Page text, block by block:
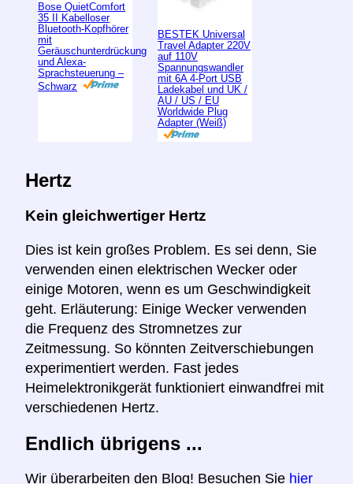
Bose QuietComfort
35 II Kabelloser
Bluetooth-Kopfhörer
mit
Geräuschunterdrückung
und Alexa-
Sprachsteuerung –
Schwarz
BESTEK Universal
Travel Adapter 220V
auf 110V
Spannungswandler
mit 6A 4-Port USB
Ladekabel und UK /
AU / US / EU
Worldwide Plug
Adapter (Weiß)
Hertz
Kein gleichwertiger Hertz
Dies ist kein großes Problem. Es sei denn, Sie
verwenden einen elektrischen Wecker oder
einige Motoren, wenn es um Geschwindigkeit
geht. Erläuterung: Einige Wecker verwenden
die Frequenz des Stromnetzes zur
Zeitmessung. So könnten Zeitverschiebungen
experimentiert werden. Fast jedes
Heimelektronikgerät funktioniert einwandfrei mit
verschiedenen Hertz.
Endlich übrigens ...
Wir überarbeiten den Blog! Besuchen Sie hier